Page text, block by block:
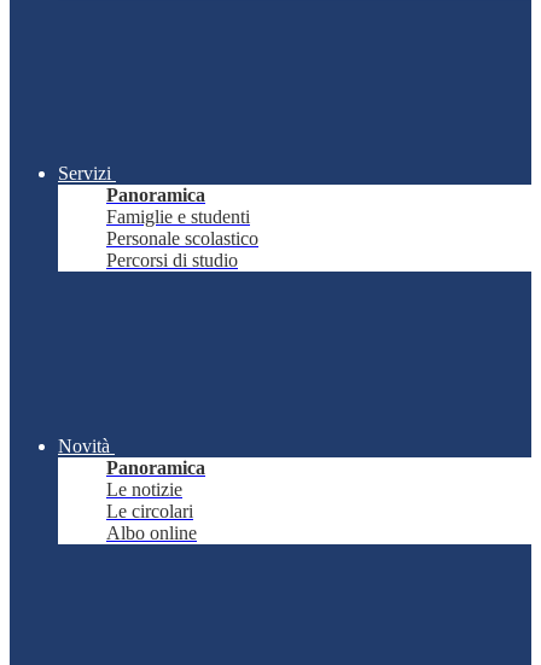
Servizi
Panoramica
Famiglie e studenti
Personale scolastico
Percorsi di studio
Novità
Panoramica
Le notizie
Le circolari
Albo online